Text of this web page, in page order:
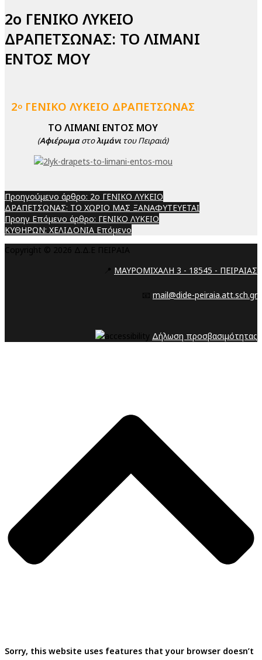
2ο ΓΕΝΙΚΟ ΛΥΚΕΙΟ
ΔΡΑΠΕΤΣΩΝΑΣ: ΤΟ ΛΙΜΑΝΙ
ΕΝΤΟΣ ΜΟΥ
2ο ΓΕΝΙΚΟ ΛΥΚΕΙΟ ΔΡΑΠΕΤΣΩΝΑΣ
ΤΟ ΛΙΜΑΝΙ ΕΝΤΟΣ ΜΟΥ
(Αφιέρωμα στολιμάνι του Πειραιά)
Προηγούμενο άρθρο: 2ο ΓΕΝΙΚΟ ΛΥΚΕΙΟ
ΔΡΑΠΕΤΣΩΝΑΣ: ΤΟ ΧΩΡΙΟ ΜΑΣ ΞΑΝΑΦΥΤΕΥΕΤΑΙ
Προηγ Επόμενο άρθρο: ΓΕΝΙΚΟ ΛΥΚΕΙΟ
ΚΥΘΗΡΩΝ: ΧΕΛΙΔΟΝΙΑ Επόμενο
Copyright © 2026 Δ.Δ.Ε ΠΕΙΡΑΙΑ
📍 ΜΑΥΡΟΜΙΧΑΛΗ 3 - 18545 - ΠΕΙΡΑΙΑΣ
📧 mail@dide-peiraia.att.sch.gr
Δήλωση προσβασιμότητας
Sorry, this website uses features that your browser doesn’t